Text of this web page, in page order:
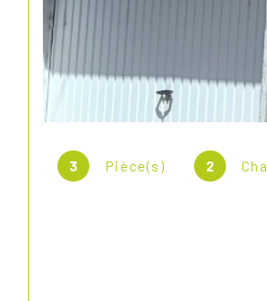
3 Pièce(s) 2